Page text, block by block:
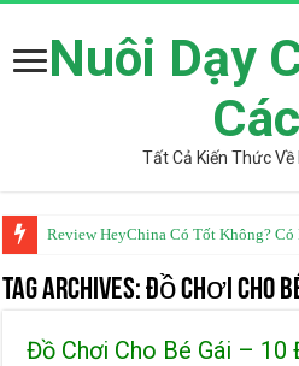
Nuôi Dạy
Tất Cả Kiến Thức Về
Review HeyChina Có Tốt Không?
Tag Archives:Đồ Chơi Cho
Đồ Chơi Cho Bé Gái – 10